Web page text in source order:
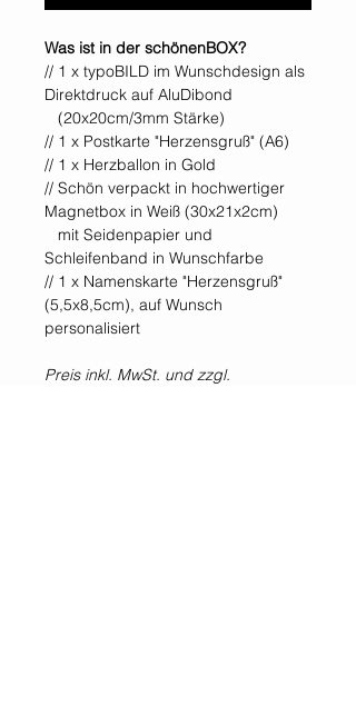
Was ist in der schönenBOX?
// 1 x typoBILD im Wunschdesign als
Direktdruck auf AluDibond
(20x20cm/3mm Stärke)
// 1 x Postkarte "Herzensgruß" (A6)
// 1 x Herzballon in Gold
// Schön verpackt in hochwertiger
Magnetbox in Weiß (30x21x2cm)
mit Seidenpapier und
Schleifenband in Wunschfarbe
// 1 x Namenskarte "Herzensgruß"
(5,5x8,5cm), auf Wunsch
personalisiert
Preis inkl. MwSt. und zzgl.